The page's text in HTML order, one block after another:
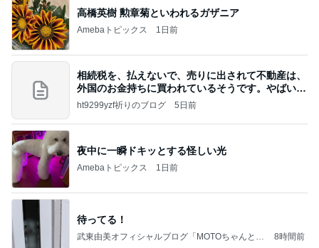
高橋英樹 勲章菊といわれるガザニア
Amebaトピックス 1日前
相続税を、払えないで、売りに出されて不動産は、
外国のお金持ちに買われているそうです。やばいで
すよ
ht9299yzf祈りのブログ 5日前
夜中に一瞬ドキッとする怪しい光
Amebaトピックス 1日前
待ってる！
武東由美オフィシャルブログ「MOTOちゃんとの
8時間前